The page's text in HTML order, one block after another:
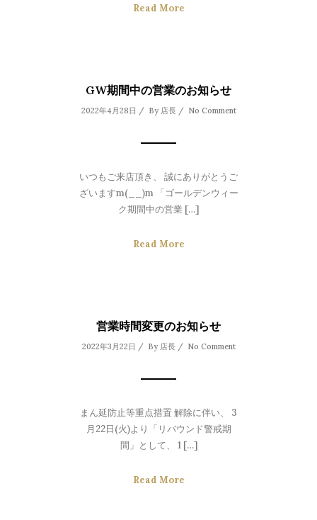
Read More
GW期間中の営業のお知らせ
2022年4月28日 / By 店長/ No Comment
いつもご来店頂き、 誠にありがとうご
ざいますm(__)m 「ゴールデンウィー
ク期間中の営業 […]
Read More
営業時間変更のお知らせ
2022年3月22日 / By 店長/ No Comment
まん延防止等重点措置 解除に伴い、 3
月22日(火)より「リバウンド警戒期
間」として、 1 […]
Read More